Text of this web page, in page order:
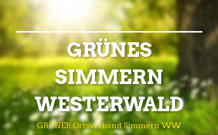
GRÜNES
SIMMERN
WESTERWALD
GRÜNER Ortsverband Simmern WW